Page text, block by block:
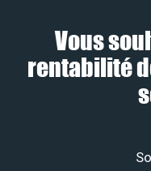
Vous
rentabilité